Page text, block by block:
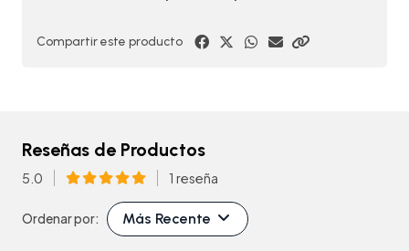
Compartir este producto
Reseñas de Productos
5.0 1 reseña
Ordenar por: Más Recente